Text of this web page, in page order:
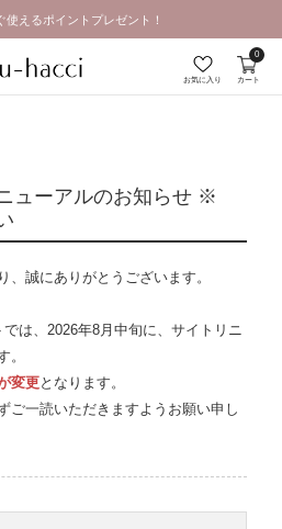
使えるポイントプレゼント！
| 2026.8.7 19:00 - 8.16 23:59
お気に入り カート
0
ューアルのお知らせ ※
、誠にありがとうございます。
は、 2026年8月中旬に、サイトリニ
。
変更となります。
ご一読いただきますようお願い申し